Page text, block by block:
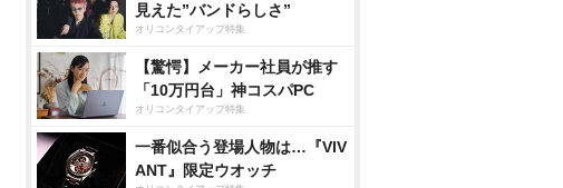
見えた”バンドらしさ”
オリコンタイアップ特集
【驚愕】メーカー社員が推す
「10万円台」神コスパPC
オリコンタイアップ特集
一番似合う登場人物は…『VIV
ANT』限定ウオッチ